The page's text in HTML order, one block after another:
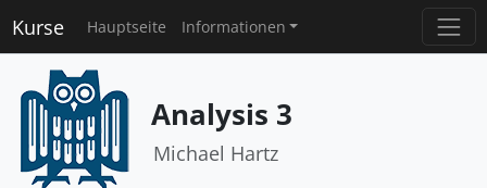
Kurse Hauptseite Informationen
Analysis 3
Michael Hartz